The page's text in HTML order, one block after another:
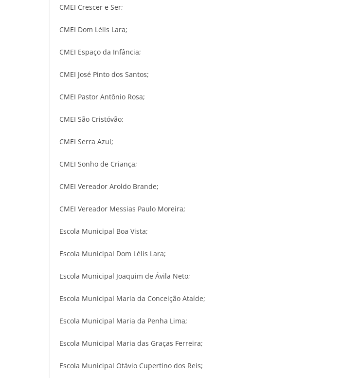
CMEI Crescer e Ser;
CMEI Dom Lélis Lara;
CMEI Espaço da Infância;
CMEI José Pinto dos Santos;
CMEI Pastor Antônio Rosa;
CMEI São Cristóvão;
CMEI Serra Azul;
CMEI Sonho de Criança;
CMEI Vereador Aroldo Brande;
CMEI Vereador Messias Paulo Moreira;
Escola Municipal Boa Vista;
Escola Municipal Dom Lélis Lara;
Escola Municipal Joaquim de Ávila Neto;
Escola Municipal Maria da Conceição Ataíde;
Escola Municipal Maria da Penha Lima;
Escola Municipal Maria das Graças Ferreira;
Escola Municipal Otávio Cupertino dos Reis;